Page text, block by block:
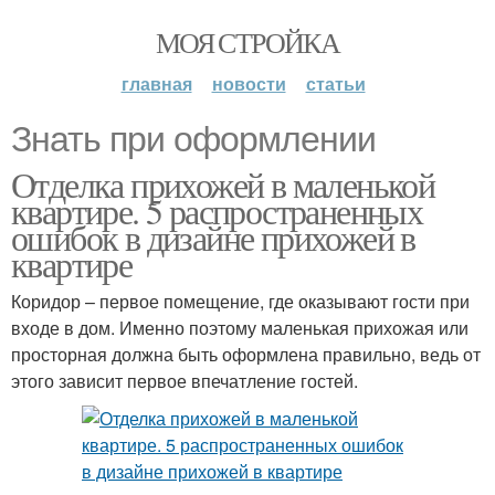
МОЯ СТРОЙКА
главная новости статьи
Знать при оформлении
Отделка прихожей в маленькой
квартире. 5 распространенных
ошибок в дизайне прихожей в
квартире
Коридор – первое помещение, где оказывают гости при
входе в дом. Именно поэтому маленькая прихожая или
просторная должна быть оформлена правильно, ведь от
этого зависит первое впечатление гостей.